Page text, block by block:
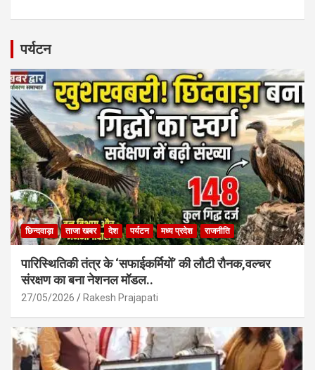
b
o
o
k
A
p
p
पर्यटन
छिन्दवाड़ा ताजा खबर देश पर्यटन मध्य प्रदेश राजनीति
पारिस्थितिकी तंत्र के ‘सफाईकर्मियों’ की लौटी रौनक,वल्चर
संरक्षण का बना नेशनल मॉडल..
27/05/2026 Rakesh Prajapati